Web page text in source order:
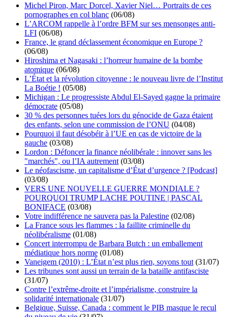
Michel Piron, Marc Dorcel, Xavier Niel… Portraits de ces
pornographes en col blanc (06/08)
L’ARCOM rappelle à l’ordre BFM sur ses mensonges anti-
LFI (06/08)
France, le grand déclassement économique en Europe ?
(06/08)
Hiroshima et Nagasaki : l’horreur humaine de la bombe
atomique (06/08)
L’État et la révolution citoyenne : le nouveau livre de l’Institut
La Boétie ! (05/08)
Michigan : Le progressiste Abdul El-Sayed gagne la primaire
démocrate (05/08)
30 % des personnes tuées lors du génocide de Gaza étaient
des enfants, selon une commission de l’ONU (04/08)
Pourquoi il faut désobéir à l’UE en cas de victoire de la
gauche (03/08)
Lordon : Défoncer la finance néolibérale : innover sans les
"marchés", ou l’IA autrement (03/08)
Le néofascisme, un capitalisme d’État d’urgence ? [Podcast]
(03/08)
VERS UNE NOUVELLE GUERRE MONDIALE ?
POURQUOI TRUMP LACHE POUTINE | PASCAL
BONIFACE (03/08)
Votre indifférence ne sauvera pas la Palestine (02/08)
La France sous les flammes : la faillite criminelle du
néolibéralisme (01/08)
Concert interrompu de Barbara Butch : un emballement
médiatique hors norme (01/08)
Vaneigem (2010) : L’État n’est plus rien, soyons tout (31/07)
Les tribunes sont aussi un terrain de la bataille antifasciste
(31/07)
Contre l’extrême-droite et l’impérialisme, construire la
solidarité internationale (31/07)
Belgique, Suisse, Canada : comment le PIB masque le recul